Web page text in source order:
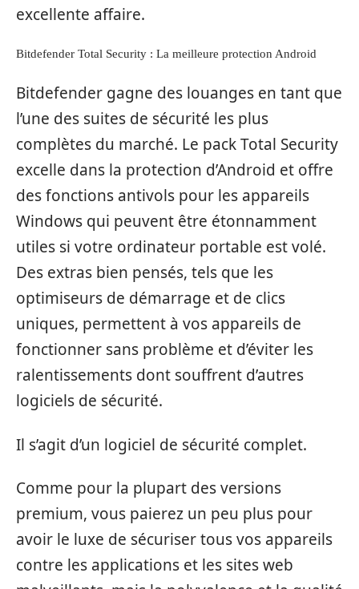
excellente affaire.
Bitdefender Total Security : La meilleure protection Android
Bitdefender gagne des louanges en tant que
l’une des suites de sécurité les plus
complètes du marché. Le pack Total Security
excelle dans la protection d’Android et offre
des fonctions antivols pour les appareils
Windows qui peuvent être étonnamment
utiles si votre ordinateur portable est volé.
Des extras bien pensés, tels que les
optimiseurs de démarrage et de clics
uniques, permettent à vos appareils de
fonctionner sans problème et d’éviter les
ralentissements dont souffrent d’autres
logiciels de sécurité.
Il s’agit d’un logiciel de sécurité complet.
Comme pour la plupart des versions
premium, vous paierez un peu plus pour
avoir le luxe de sécuriser tous vos appareils
contre les applications et les sites web